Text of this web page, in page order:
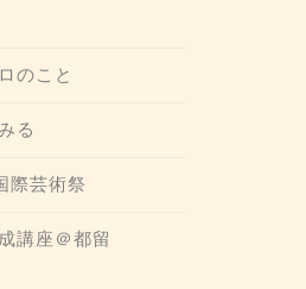
のこと
る
際芸術祭
講座＠都留